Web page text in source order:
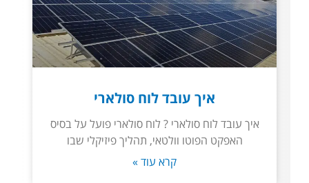
איך עובד לוח סולארי
איך עובד לוח סולארי ? לוח סולארי פועל על בסיס
האפקט הפוטו וולטאי, תהליך פיזיקלי שבו
קרא עוד »